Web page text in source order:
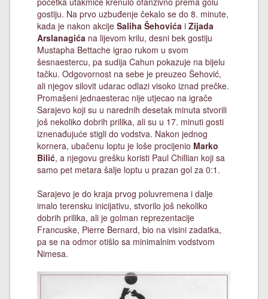
gostiju. Na prvo uzbuđenje čekalo se do 8. minute,
kada je nakon akcije Saliha Šehovića i Zijada
Arslanagića na lijevom krilu, desni bek gostiju
Mustapha Bettache igrao rukom u svom
šesnaestercu, pa sudija Cahun pokazuje na bijelu
tačku. Odgovornost na sebe je preuzeo Šehović,
ali njegov silovit udarac odlazi visoko iznad prečke.
Promašeni jednaesterac nije utjecao na igrače
Sarajevo koji su u narednih desetak minuta stvorili
još nekoliko dobrih prilika, ali su u 17. minuti gosti
iznenađujuće stigli do vodstva. Nakon jednog
kornera, ubačenu loptu je loše procijenio Marko
Bilić, a njegovu grešku koristi Paul Chillian koji sa
samo pet metara šalje loptu u prazan gol za 0:1.
Sarajevo je do kraja prvog poluvremena i dalje
imalo terensku inicijativu, stvorilo još nekoliko
dobrih prilika, ali je golman reprezentacije
Francuske, Pierre Bernard, bio na visini zadatka,
pa se na odmor otišlo sa minimalnim vodstvom
Nimesa.